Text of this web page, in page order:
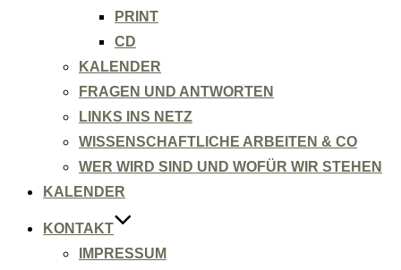
PRINT
CD
KALENDER
FRAGEN UND ANTWORTEN
LINKS INS NETZ
WISSENSCHAFTLICHE ARBEITEN & CO
WER WIRD SIND UND WOFÜR WIR STEHEN
KALENDER
KONTAKT
IMPRESSUM